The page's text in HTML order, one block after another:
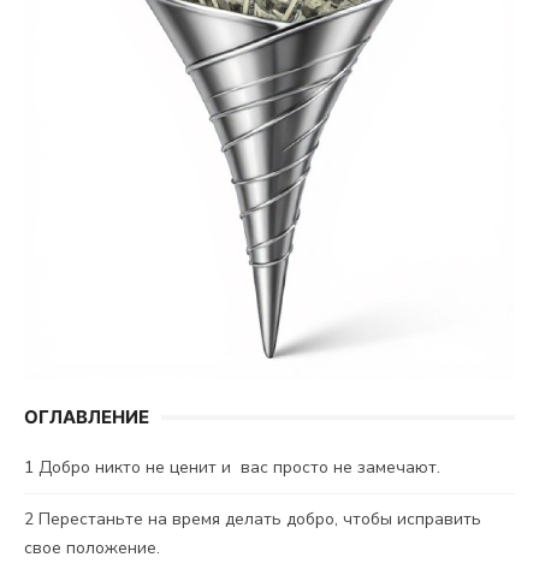
ОГЛАВЛЕНИЕ
1 Добро никто не ценит и вас просто не замечают.
2 Перестаньте на время делать добро, чтобы исправить
свое положение.